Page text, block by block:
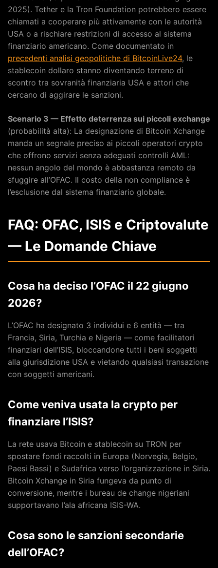
2025). Tether e la Tron Foundation potrebbero essere
chiamati a cooperare più attivamente con le autorità
USA o a rischiare restrizioni di accesso al sistema
finanziario americano. Come documentato in
precedenti analisi geopolitiche di BitcoinLive24, le
stablecoin dollaro stanno diventando terreno di
scontro tra sovranità finanziaria USA e attori che
cercano di aggirare le sanzioni.
Scenario 3 — Effetto deterrenza sui piccoli exchange
(probabilità alta): La designazione di Bitcoin Xchange
manda un segnale preciso ai piccoli operatori crypto
che offrono servizi senza adeguati controlli AML:
nessun angolo del mondo è abbastanza remoto da
sfuggire all’OFAC. Il costo della non compliance è
l’esclusione dal sistema finanziario globale.
FAQ: OFAC, ISIS e Criptovalute
— Le Domande Chiave
Cosa ha deciso l’OFAC il 22 giugno
2026?
L’OFAC ha designato 3 individui e 6 entità — tra
Francia, Siria, Turchia e Nigeria — come facilitatori
finanziari dell’ISIS, bloccandone tutti i beni soggetti
alla giurisdizione USA e vietando qualsiasi transazione
con soggetti americani.
Come veniva usata la crypto per
finanziare l’ISIS?
La rete usava Bitcoin e stablecoin su TRON per
spostare fondi raccolti in Europa (Norvegia, Belgio,
Paesi Bassi) e Sudafrica verso l’organizzazione in Siria.
Bitcoin Xchange in Siria fungeva da punto di
conversione, mentre i bureau de change nigeriani
supportavano l’ala africana ISIS-WA.
Cosa sono le sanzioni secondarie
dell’OFAC?